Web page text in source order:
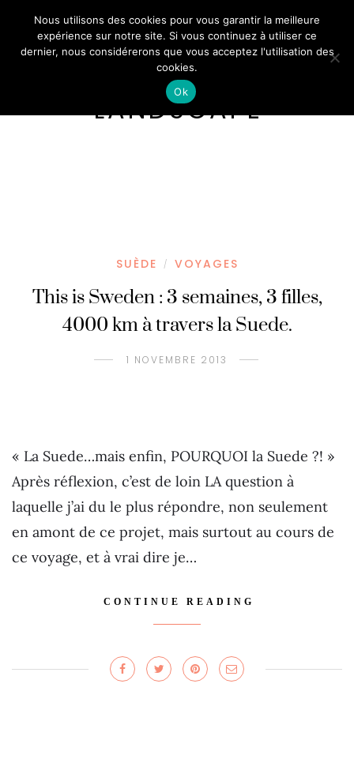
LANDSCAPE
SUÈDE / VOYAGES
This is Sweden : 3 semaines, 3 filles,
4000 km à travers la Suede.
1 NOVEMBRE 2013
« La Suede…mais enfin, POURQUOI la Suede ?! »
Après réflexion, c’est de loin LA question à
laquelle j’ai du le plus répondre, non seulement
en amont de ce projet, mais surtout au cours de
ce voyage, et à vrai dire je…
CONTINUE READING
Nous utilisons des cookies pour vous garantir la meilleure
expérience sur notre site. Si vous continuez à utiliser ce
dernier, nous considérerons que vous acceptez l'utilisation des
cookies.
Ok